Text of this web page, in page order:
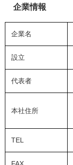
企業情報
企業名
設立
代表者
本社住所
TEL
FAX